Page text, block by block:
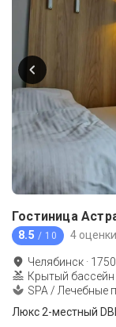
Гостиница
8.5 / 10 4 оценки
Челябинск · 1750
Крытый бассейн
SPA / Лечебные
Люкс 2-местный DBL